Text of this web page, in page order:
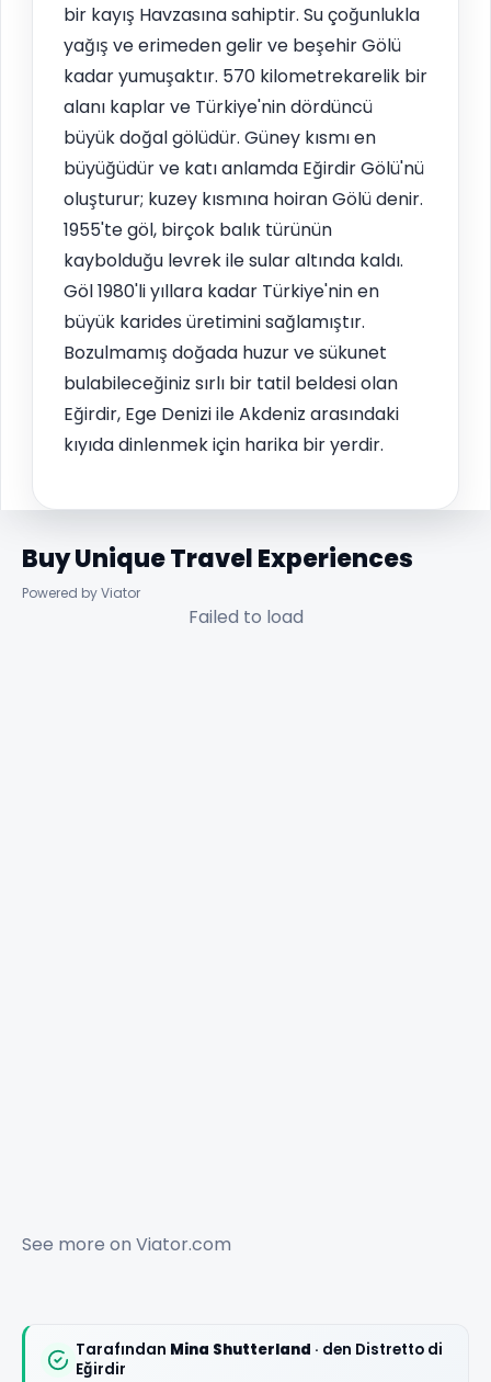
bir kayış Havzasına sahiptir. Su çoğunlukla
yağış ve erimeden gelir ve beşehir Gölü
kadar yumuşaktır. 570 kilometrekarelik bir
alanı kaplar ve Türkiye'nin dördüncü
büyük doğal gölüdür. Güney kısmı en
büyüğüdür ve katı anlamda Eğirdir Gölü'nü
oluşturur; kuzey kısmına hoiran Gölü denir.
1955'te göl, birçok balık türünün
kaybolduğu levrek ile sular altında kaldı.
Göl 1980'li yıllara kadar Türkiye'nin en
büyük karides üretimini sağlamıştır.
Bozulmamış doğada huzur ve sükunet
bulabileceğiniz sırlı bir tatil beldesi olan
Eğirdir, Ege Denizi ile Akdeniz arasındaki
kıyıda dinlenmek için harika bir yerdir.
Buy Unique Travel Experiences
Powered by Viator
Failed to load
See more on Viator.com
Tarafından Mina Shutterland · den Distretto di
Eğirdir